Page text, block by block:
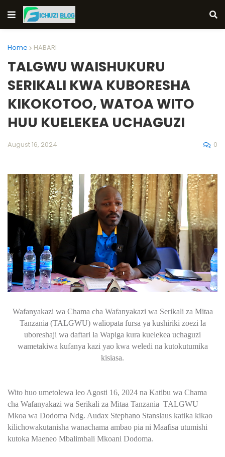
Home HABARI
TALGWU WAISHUKURU
SERIKALI KWA KUBORESHA
KIKOKOTOO, WATOA WITO
HUU KUELEKEA UCHAGUZI
August 16, 2024 0
Wafanyakazi wa Chama cha Wafanyakazi wa Serikali za Mitaa
Tanzania (TALGWU) waliopata fursa ya kushiriki zoezi la
uboreshaji wa daftari la Wapiga kura kuelekea uchaguzi
wametakiwa kufanya kazi yao kwa weledi na kutokutumika
kisiasa.
Wito huo umetolewa leo Agosti 16, 2024 na Katibu wa Chama
cha Wafanyakazi wa Serikali za Mitaa Tanzania TALGWU
Mkoa wa Dodoma Ndg. Audax Stephano Stanslaus katika kikao
kilichowakutanisha wanachama ambao pia ni Maafisa utumishi
kutoka Maeneo Mbalimbali Mkoani Dodoma.